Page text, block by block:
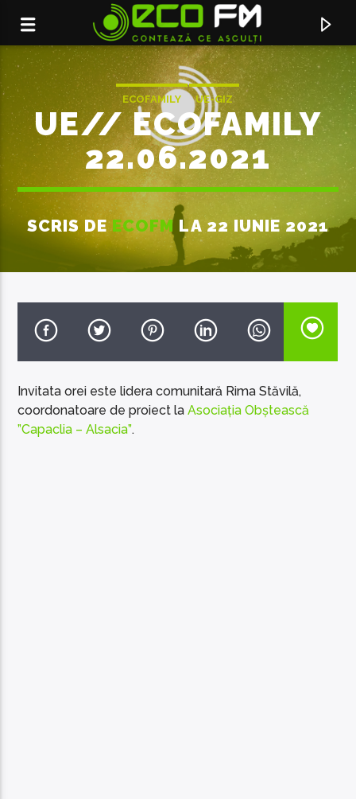
ACUM ÎN DIRECT
UNFAITHFUL
BLASTERJAXX
ECOFAMILY UE-GIZ
UE// ECOFAMILY
22.06.2021
SCRIS DEECOFM LA 22 IUNIE 2021
Invitata orei este lidera comunitară Rima Stăvilă,
coordonatoare de proiect laAsociația Obștească
”Capaclia – Alsacia”.